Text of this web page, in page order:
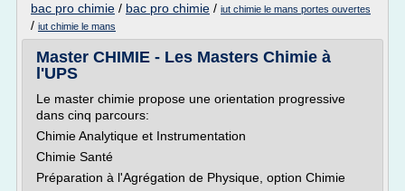
bac pro chimie / bac pro chimie / iut chimie le mans portes ouvertes
/ iut chimie le mans
Master CHIMIE - Les Masters Chimie à
l'UPS
Le master chimie propose une orientation progressive
dans cinq parcours:
Chimie Analytique et Instrumentation
Chimie Santé
Préparation à l'Agrégation de Physique, option Chimie